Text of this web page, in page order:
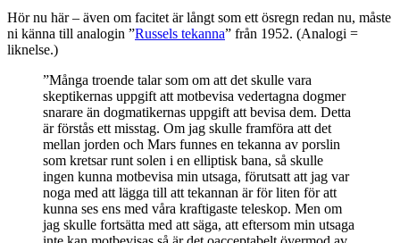
Hör nu här – även om facitet är långt som ett ösregn redan nu, måste
ni känna till analogin ”Russels tekanna” från 1952. (Analogi =
liknelse.)
”Många troende talar som om att det skulle vara
skeptikernas uppgift att motbevisa vedertagna dogmer
snarare än dogmatikernas uppgift att bevisa dem. Detta
är förstås ett misstag. Om jag skulle framföra att det
mellan jorden och Mars funnes en tekanna av porslin
som kretsar runt solen i en elliptisk bana, så skulle
ingen kunna motbevisa min utsaga, förutsatt att jag var
noga med att lägga till att tekannan är för liten för att
kunna ses ens med våra kraftigaste teleskop. Men om
jag skulle fortsätta med att säga, att eftersom min utsaga